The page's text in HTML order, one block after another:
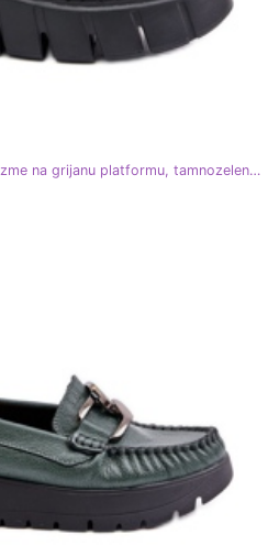
Zazoo 60511 Ženske kožne čizme na grijanu platformu, tamnozelene zelena